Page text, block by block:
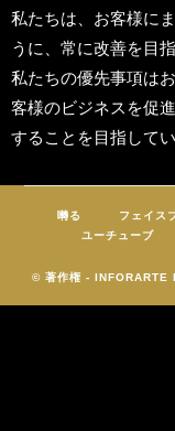
私たちは、お客様に
うに、常に改善を目
私たちの優先事項は
客様のビジネスを促
することを目指して
囀る フェイス
ユーチューブ
© 著作権 - INFORARTE